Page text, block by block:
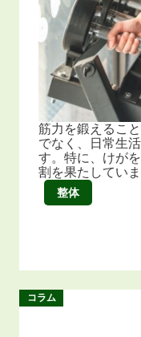
筋力を鍛えるこ
でなく、日常生
す。特に、けが
割を果たしていま
整体
コラム